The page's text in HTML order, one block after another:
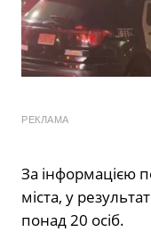
РЕКЛАМА
За інформацією
міста, у
понад 20 осіб.